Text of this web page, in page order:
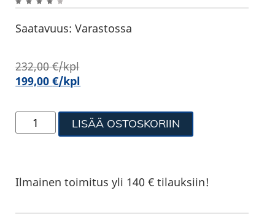
Saatavuus: Varastossa
232,00€/kpl
199,00€/kpl
LISÄÄ OSTOSKORIIN
Ilmainen toimitus yli 140 € tilauksiin!